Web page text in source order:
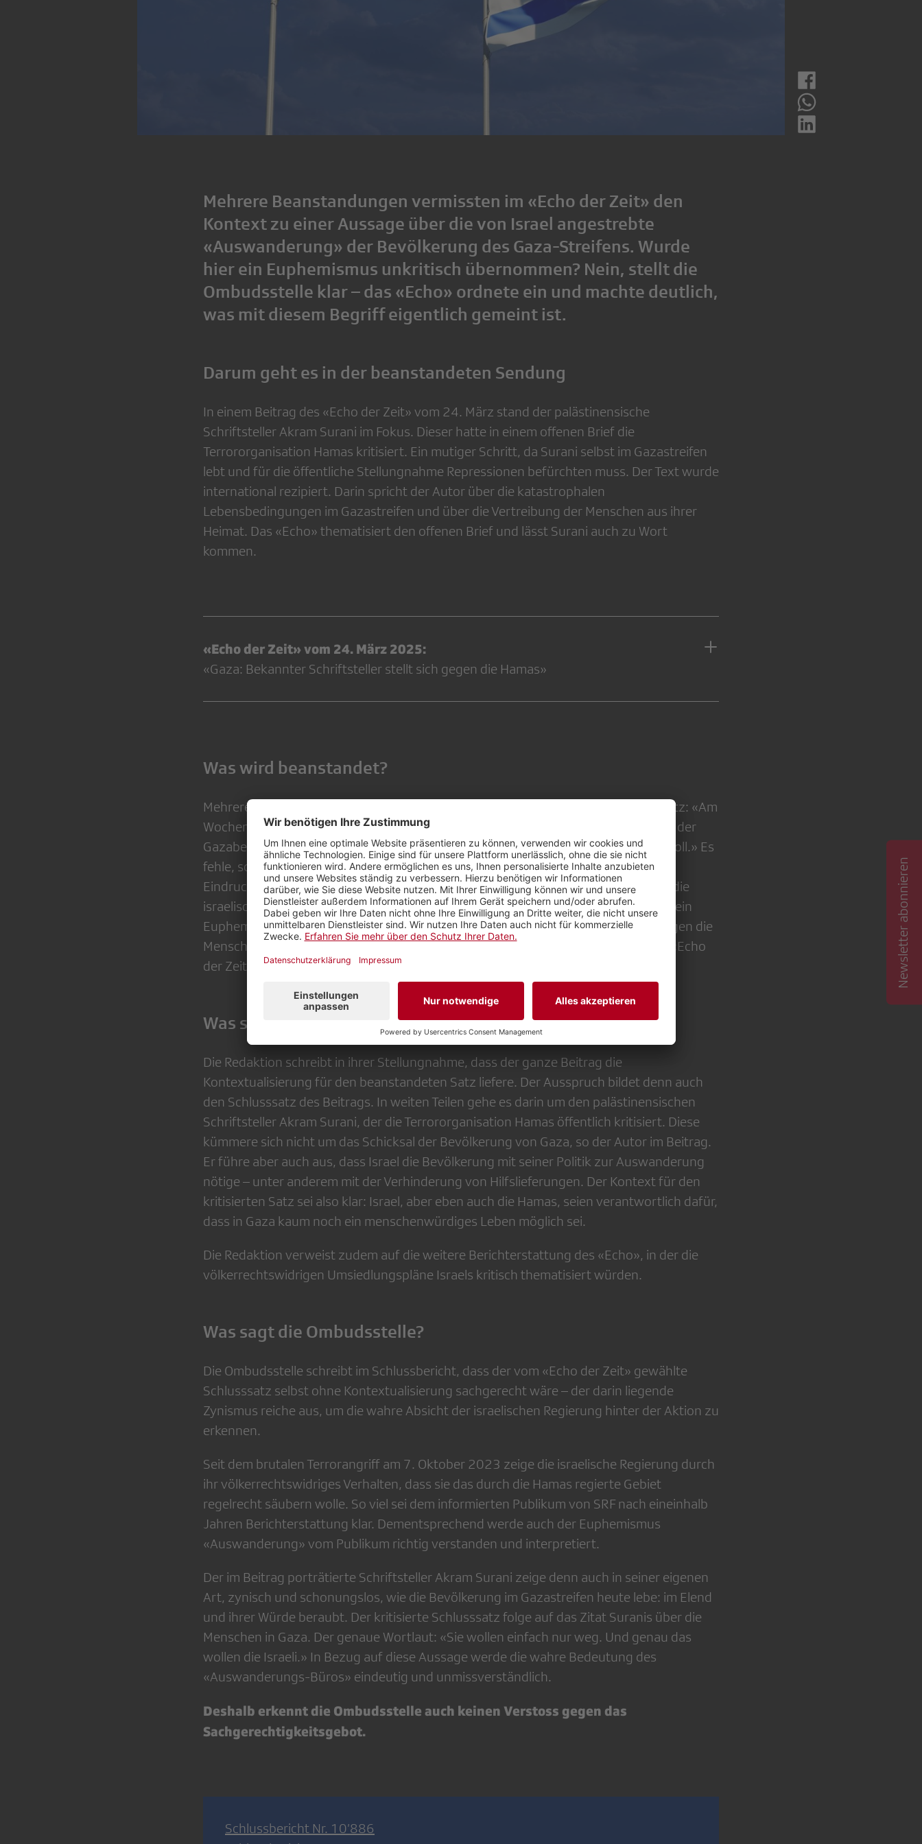
Mehrere Beanstandungen vermissten im «Echo der Zeit» den
Kontext zu einer Aussage über die von Israel angestrebte
«Auswanderung» der Bevölkerung des Gaza-Streifens. Wurde
hier ein Euphemismus unkritisch übernommen? Nein, stellt die
Ombudsstelle klar – das «Echo» ordnete ein und machte deutlich,
was mit diesem Begriff eigentlich gemeint ist.
Darum geht es in der beanstandeten Sendung
In einem Beitrag des «Echo der Zeit» vom 24. März stand der palästinensische
Schriftsteller Akram Surani im Fokus. Dieser hatte in einem offenen Brief die
Terrororganisation Hamas kritisiert. Ein mutiger Schritt, da Surani selbst im Gazastreifen
lebt und für die öffentliche Stellungnahme Repressionen befürchten muss. Der Text wurde
international rezipiert. Darin spricht der Autor über die katastrophalen
Lebensbedingungen im Gazastreifen und über die Vertreibung der Menschen aus ihrer
Heimat. Das «Echo» thematisiert den offenen Brief und lässt Surani auch zu Wort
kommen.
«Echo der Zeit» vom 24. März 2025:
«Gaza: Bekannter Schriftsteller stellt sich gegen die Hamas»
Was wird beanstandet?
Mehrere Beanstandungen kritisieren den von der SRF-Journalistin geäusserten Satz: «Am
Wochenende hat die israelische Regierung die Schaffung eines Büros bewilligt, das der
Gazabevölkerung die Auswanderung in aufnahmewillige Drittländer ermöglichen soll.» Es
fehle, so die Beanstandenden, der Kontext. Mit dieser Formulierung entstehe der
Eindruck, die Initiative Israels sei eine humanitäre Aktion. In Wirklichkeit bezwecke die
israelische Regierung, die Menschen aus Gaza zu vertreiben. «Auswanderung» sei ein
Euphemismus für Handlungen, die unter internationalem Recht ein Verbrechen gegen die
Menschlichkeit darstellen würden. Die Unterlassung dieser Einordnung durch das «Echo
der Zeit» verletze das Sachgerechtigkeitsgebot.
Was sagt die Redaktion?
Die Redaktion schreibt in ihrer Stellungnahme, dass der ganze Beitrag die
Kontextualisierung für den beanstandeten Satz liefere. Der Ausspruch bildet denn auch
den Schlusssatz des Beitrags. In weiten Teilen gehe es darin um den palästinensischen
Schriftsteller Akram Surani, der die Terrororganisation Hamas öffentlich kritisiert. Diese
kümmere sich nicht um das Schicksal der Bevölkerung von Gaza, so der Autor im Beitrag.
Er führe aber auch aus, dass Israel die Bevölkerung mit seiner Politik zur Auswanderung
nötige – unter anderem mit der Verhinderung von Hilfslieferungen. Der Kontext für den
kritisierten Satz sei also klar: Israel, aber eben auch die Hamas, seien verantwortlich dafür,
dass in Gaza kaum noch ein menschenwürdiges Leben möglich sei.
Die Redaktion verweist zudem auf die weitere Berichterstattung des «Echo», in der die
völkerrechtswidrigen Umsiedlungspläne Israels kritisch thematisiert würden.
Was sagt die Ombudsstelle?
Die Ombudsstelle schreibt im Schlussbericht, dass der vom «Echo der Zeit» gewählte
Schlusssatz selbst ohne Kontextualisierung sachgerecht wäre – der darin liegende
Zynismus reiche aus, um die wahre Absicht der israelischen Regierung hinter der Aktion zu
erkennen.
Seit dem brutalen Terrorangriff am 7. Oktober 2023 zeige die israelische Regierung durch
ihr völkerrechtswidriges Verhalten, dass sie das durch die Hamas regierte Gebiet
regelrecht säubern wolle. So viel sei dem informierten Publikum von SRF nach eineinhalb
Jahren Berichterstattung klar. Dementsprechend werde auch der Euphemismus
«Auswanderung» vom Publikum richtig verstanden und interpretiert.
Der im Beitrag porträtierte Schriftsteller Akram Surani zeige denn auch in seiner eigenen
Art, zynisch und schonungslos, wie die Bevölkerung im Gazastreifen heute lebe: im Elend
und ihrer Würde beraubt. Der kritisierte Schlusssatz folge auf das Zitat Suranis über die
Menschen in Gaza. Der genaue Wortlaut: «Sie wollen einfach nur weg. Und genau das
wollen die Israeli.» In Bezug auf diese Aussage werde die wahre Bedeutung des
«Auswanderungs-Büros» eindeutig und unmissverständlich.
Deshalb erkennt die Ombudsstelle auch keinen Verstoss gegen das
Sachgerechtigkeitsgebot.
Schlussbericht Nr. 10’886
Newsletter abonnieren